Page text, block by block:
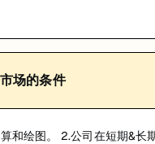
场的条件
绘图。 2.公司在短期&长